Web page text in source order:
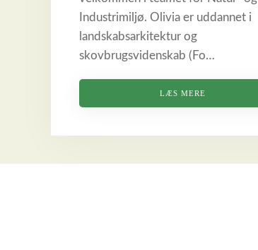
Industrimiljø. Olivia er uddannet i
landskabsarkitektur og
skovbrugsvidenskab (Fo…
LÆS MERE